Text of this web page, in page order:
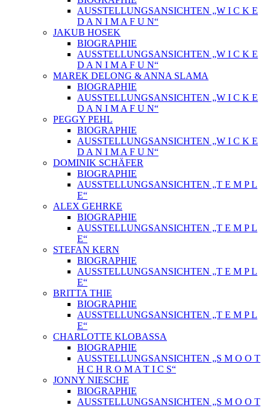
AUSSTELLUNGSANSICHTEN „W I C K E
D A N I M A F U N“
JAKUB HOSEK
BIOGRAPHIE
AUSSTELLUNGSANSICHTEN „W I C K E
D A N I M A F U N“
MAREK DELONG & ANNA SLAMA
BIOGRAPHIE
AUSSTELLUNGSANSICHTEN „W I C K E
D A N I M A F U N“
PEGGY PEHL
BIOGRAPHIE
AUSSTELLUNGSANSICHTEN „W I C K E
D A N I M A F U N“
DOMINIK SCHÄFER
BIOGRAPHIE
AUSSTELLUNGSANSICHTEN „T E M P L
E“
ALEX GEHRKE
BIOGRAPHIE
AUSSTELLUNGSANSICHTEN „T E M P L
E“
STEFAN KERN
BIOGRAPHIE
AUSSTELLUNGSANSICHTEN „T E M P L
E“
BRITTA THIE
BIOGRAPHIE
AUSSTELLUNGSANSICHTEN „T E M P L
E“
CHARLOTTE KLOBASSA
BIOGRAPHIE
AUSSTELLUNGSANSICHTEN „S M O O T
H C H R O M A T I C S“
JONNY NIESCHE
BIOGRAPHIE
AUSSTELLUNGSANSICHTEN „S M O O T